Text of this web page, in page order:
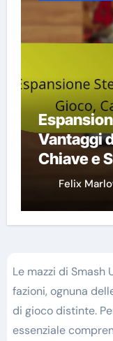
Vantaggi
Chiave e
Felix
Le mazzi di Smash
fazioni, ognuna
di gioco distinte.
essenziale